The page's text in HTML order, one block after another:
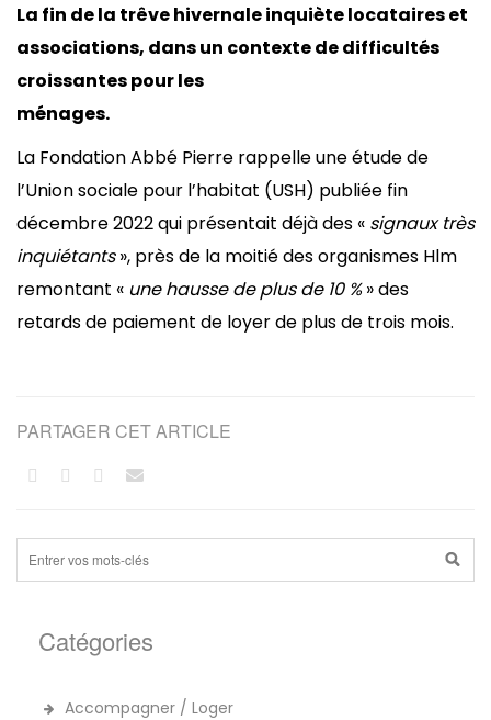
La fin de la trêve hivernale inquiète locataires et
associations, dans un contexte de difficultés
croissantes pour les
ménages.
La Fondation Abbé Pierre rappelle une étude de
l’Union sociale pour l’habitat (USH) publiée fin
décembre 2022 qui présentait déjà des « signaux très
inquiétants», près de la moitié des organismes Hlm
remontant « une hausse de plus de 10 %» des
retards de paiement de loyer de plus de trois mois.
PARTAGER CET ARTICLE
Catégories
Accompagner / Loger